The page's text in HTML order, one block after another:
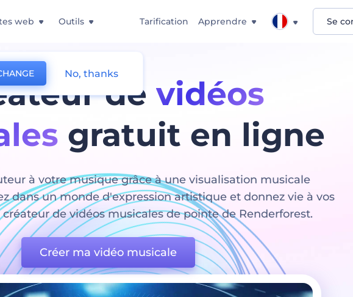
web Outils Tarification Apprendre Se
de vidéos
gratuit en ligne
à votre musique grâce à une visualisation musicale
dans un monde d'expression artistique et donnez vie à vos
de vidéos musicales de pointe de Renderforest.
Créer ma vidéo musicale
No, thanks